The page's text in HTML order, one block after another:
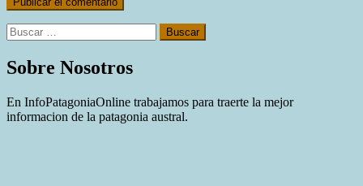
Buscar:
Sobre Nosotros
En InfoPatagoniaOnline trabajamos para traerte la mejor
informacion de la patagonia austral.